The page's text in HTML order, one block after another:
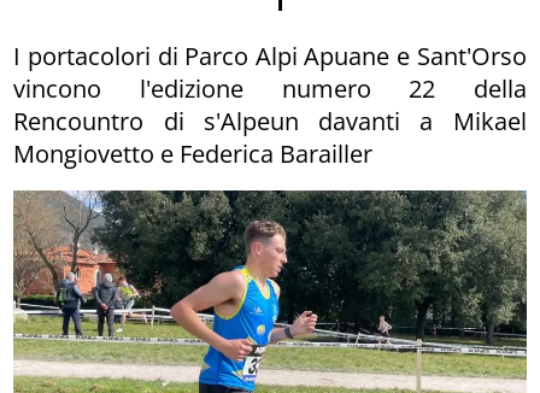
I portacolori di Parco Alpi Apuane e Sant'Orso
vincono l'edizione numero 22 della
Rencountro di s'Alpeun davanti a Mikael
Mongiovetto e Federica Barailler